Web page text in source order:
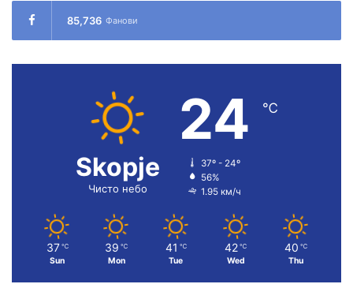
85,736 Фанови
Skopje
Чисто небо
24 ℃
37º - 24º
56%
1.95 км/ч
37 ℃
Sun
39 ℃
Mon
41 ℃
Tue
42 ℃
Wed
40 ℃
Thu